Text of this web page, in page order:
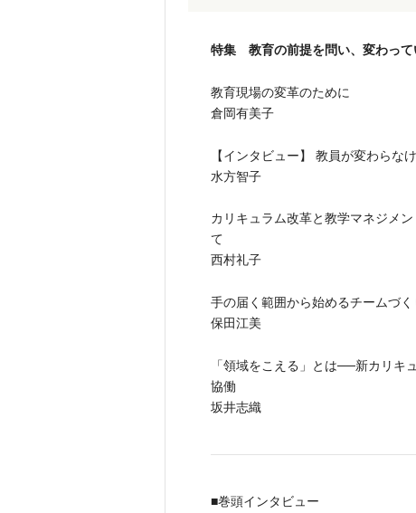
特集 教育の前提を問い、変わっ
教育現場の変革のために
倉岡有美子
【インタビュー】 教員が変わら
水方智子
カリキュラム改革と教学マネジメ
て
西村礼子
手の届く範囲から始めるチームづく
保田江美
「領域をこえる」とは──新カリキ
協働
坂井志織
■巻頭インタビュー